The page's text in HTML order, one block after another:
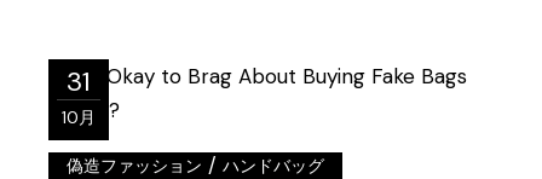
31
10月
偽造ファッション /ハンドバッグ